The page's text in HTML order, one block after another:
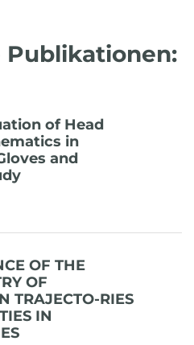
of Head
in
and
OF THE
OF
TRAJECTO-RIES
IN